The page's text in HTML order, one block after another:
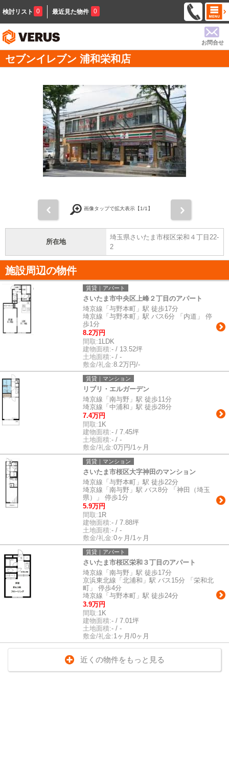
検討リスト 0 最近見た物件 0
お問合せ
セブンイレブン 浦和栄和店
画像タップで拡大表示【1/1】
所在地
埼玉県さいたま市桜区栄和４丁目22-
2
施設周辺の物件
賃貸｜アパート
さいたま市中央区上峰２丁目のアパート
埼京線「与野本町」駅 徒歩17分
埼京線「与野本町」駅 バス6分 「内道」 停
歩1分
8.2万円
間取:1LDK
建物面積:- / 13.52坪
土地面積:- / -
敷金/礼金:8.2万円/-
賃貸｜マンション
リブリ・エルガーデン
埼京線「南与野」駅 徒歩11分
埼京線「中浦和」駅 徒歩28分
7.4万円
間取:1K
建物面積:- / 7.45坪
土地面積:- / -
敷金/礼金:0万円/1ヶ月
賃貸｜マンション
さいたま市桜区大字神田のマンション
埼京線「与野本町」駅 徒歩22分
埼京線「南与野」駅 バス8分 「神田（埼玉
県）」 停歩1分
5.9万円
間取:1R
建物面積:- / 7.88坪
土地面積:- / -
敷金/礼金:0ヶ月/1ヶ月
賃貸｜アパート
さいたま市桜区栄和３丁目のアパート
埼京線「南与野」駅 徒歩17分
京浜東北線「北浦和」駅 バス15分 「栄和北
町」 停歩4分
埼京線「与野本町」駅 徒歩24分
3.9万円
間取:1K
建物面積:- / 7.01坪
土地面積:- / -
敷金/礼金:1ヶ月/0ヶ月
近くの物件をもっと見る